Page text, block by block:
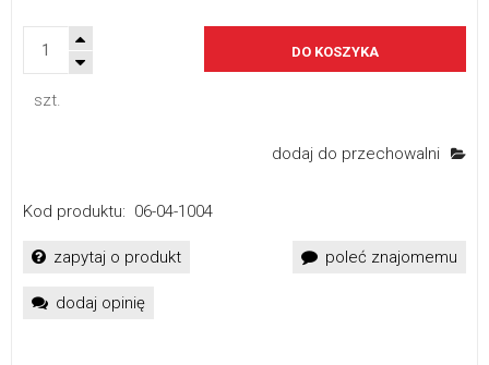
szt.
DO KOSZYKA
dodaj do przechowalni
Kod produktu: 06-04-1004
zapytaj o produkt poleć znajomemu
dodaj opinię